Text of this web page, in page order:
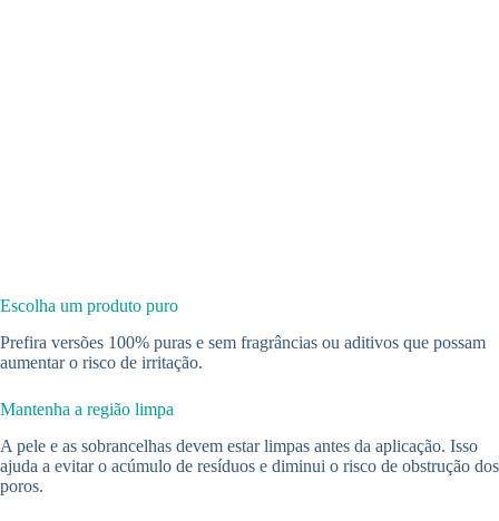
Escolha um produto puro
Prefira versões 100% puras e sem fragrâncias ou aditivos que possam
aumentar o risco de irritação.
Mantenha a região limpa
A pele e as sobrancelhas devem estar limpas antes da aplicação. Isso
ajuda a evitar o acúmulo de resíduos e diminui o risco de obstrução dos
poros.